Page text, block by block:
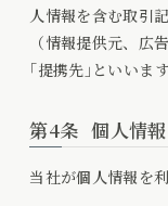
人情報を含む取引
（情報提供元、広
｢提携先｣といいま
第4条 個人情
当社が個人情報を